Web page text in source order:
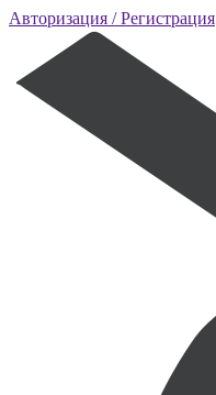
Авторизация / Регистрация